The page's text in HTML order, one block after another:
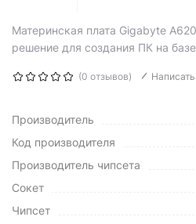
Материнская плата Gigabyte
решение для создания ПК на
(0 отзывов)
Производитель
Код производителя
Производитель чипсета
Сокет
Чипсет